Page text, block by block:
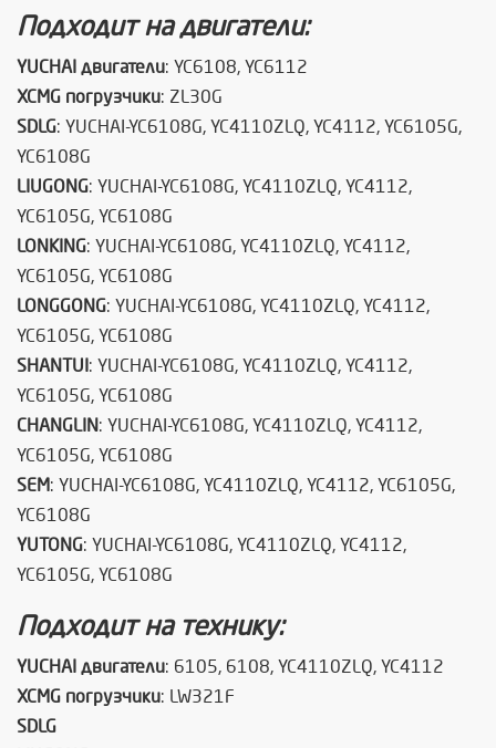
Подходит на двигатели:
YUCHAI двигатели: YC6108, YC6112
XCMG погрузчики: ZL30G
SDLG: YUCHAI-YC6108G, YC4110ZLQ, YC4112, YC6105G,
YC6108G
LIUGONG: YUCHAI-YC6108G, YC4110ZLQ, YC4112,
YC6105G, YC6108G
LONKING: YUCHAI-YC6108G, YC4110ZLQ, YC4112,
YC6105G, YC6108G
LONGGONG: YUCHAI-YC6108G, YC4110ZLQ, YC4112,
YC6105G, YC6108G
SHANTUI : YUCHAI-YC6108G, YC4110ZLQ, YC4112,
YC6105G, YC6108G
CHANGLIN: YUCHAI-YC6108G, YC4110ZLQ, YC4112,
YC6105G, YC6108G
SEM: YUCHAI-YC6108G, YC4110ZLQ, YC4112, YC6105G,
YC6108G
YUTONG: YUCHAI-YC6108G, YC4110ZLQ, YC4112,
YC6105G, YC6108G
Подходит на технику:
YUCHAI двигатели: 6105, 6108, YC4110ZLQ, YC4112
XCMG погрузчики: LW321F
SDLG